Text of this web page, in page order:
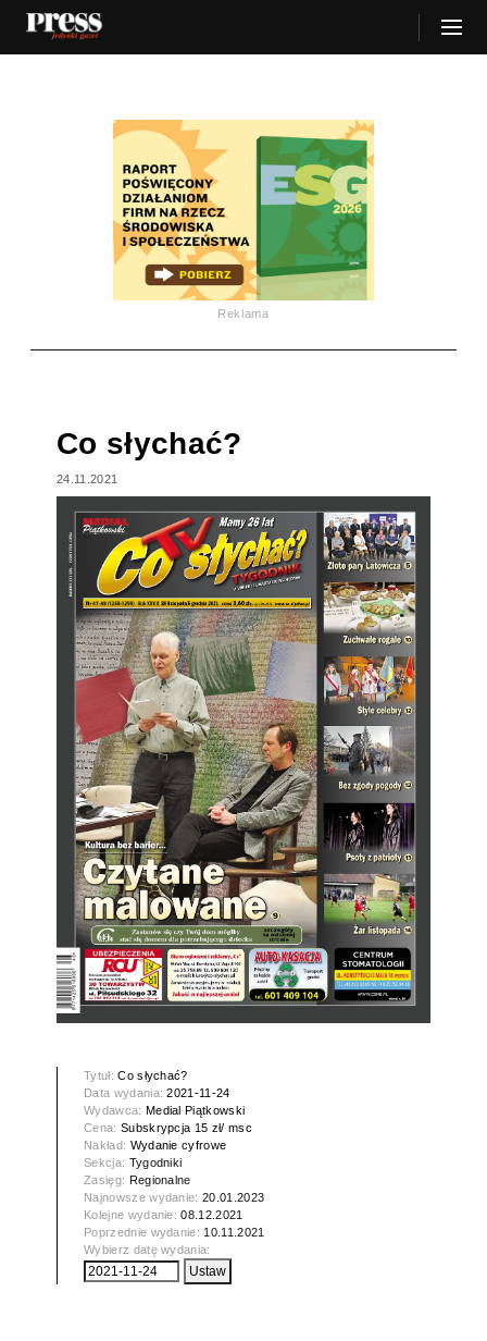
Reklama
Co słychać?
24.11.2021
Tytuł:Co słychać?
Data wydania:2021-11-24
Wydawca: Medial Piątkowski
Cena: Subskrypcja 15 zł/ msc
Nakład: Wydanie cyfrowe
Sekcja: Tygodniki
Zasięg: Regionalne
Najnowsze wydanie:20.01.2023
Kolejne wydanie:08.12.2021
Poprzednie wydanie: 10.11.2021
Wybierz datę wydania: